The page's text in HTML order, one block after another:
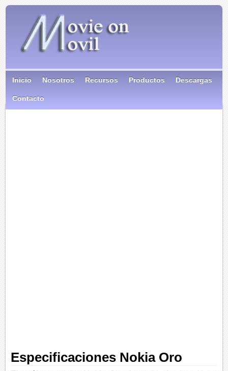
Inicio Nosotros Recursos Productos Descargas
Contacto
Especificaciones Nokia Oro